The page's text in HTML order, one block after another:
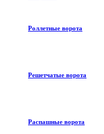
Роллетные ворота
Решетчатые ворота
Распашные ворота